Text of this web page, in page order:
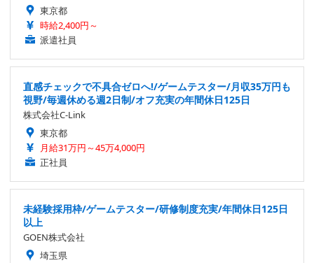
東京都
時給2,400円～
派遣社員
直感チェックで不具合ゼロへ!/ゲームテスター/月収35万円も
視野/毎週休める週2日制/オフ充実の年間休日125日
株式会社C-Link
東京都
月給31万円～45万4,000円
正社員
未経験採用枠/ゲームテスター/研修制度充実/年間休日125日
以上
GOEN株式会社
埼玉県